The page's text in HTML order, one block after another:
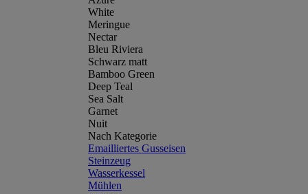
White
Meringue
Nectar
Bleu Riviera
Schwarz matt
Bamboo Green
Deep Teal
Sea Salt
Garnet
Nuit
Nach Kategorie
Emailliertes Gusseisen
Steinzeug
Wasserkessel
Mühlen